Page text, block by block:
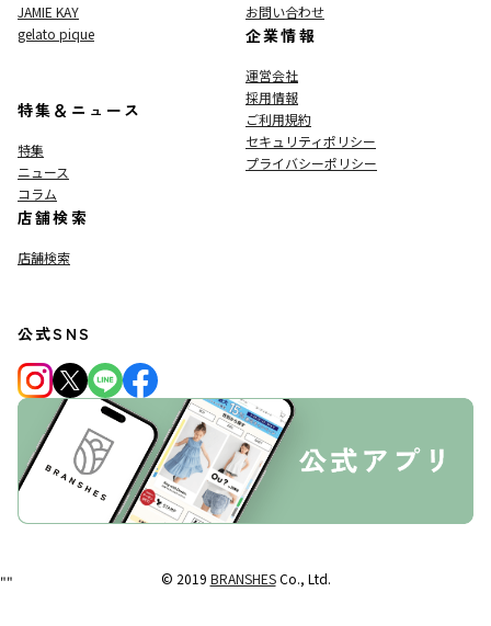
JAMIE KAY
gelato pique
特集＆ニュース
特集
ニュース
コラム
店舗検索
店舗検索
お問い合わせ
企業情報
運営会社
採用情報
ご利用規約
セキュリティポリシー
プライバシーポリシー
公式SNS
© 2019 BRANSHESCo., Ltd.
""